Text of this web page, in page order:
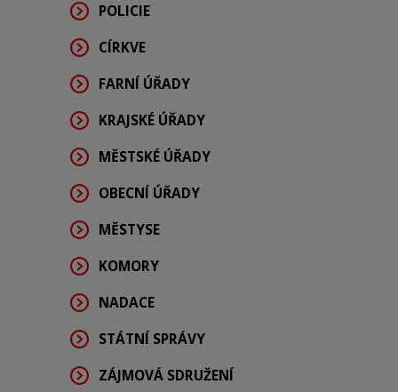
POLICIE
CÍRKVE
FARNÍ ÚŘADY
KRAJSKÉ ÚŘADY
MĚSTSKÉ ÚŘADY
OBECNÍ ÚŘADY
MĚSTYSE
KOMORY
NADACE
STÁTNÍ SPRÁVY
ZÁJMOVÁ SDRUŽENÍ